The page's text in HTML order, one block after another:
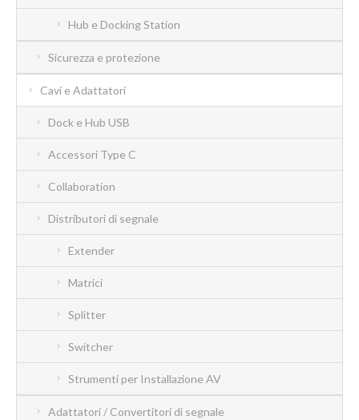
Hub e Docking Station
Sicurezza e protezione
Cavi e Adattatori
Dock e Hub USB
Accessori Type C
Collaboration
Distributori di segnale
Extender
Matrici
Splitter
Switcher
Strumenti per Installazione AV
Adattatori / Convertitori di segnale